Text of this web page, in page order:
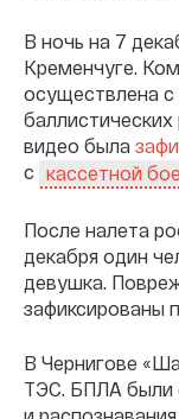
В ночь на 7
Кременчуге.
осуществлена
видео была
с кассетной
После налета
декабря один
девушка.
зафиксированы
В Чернигове
ТЭС. БПЛА были